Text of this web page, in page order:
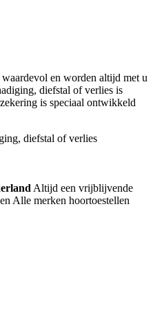
en worden altijd met u
diefstal of verlies is
is speciaal ontwikkeld
diefstal of verlies
Altijd een vrijblijvende
Alle merken hoortoestellen